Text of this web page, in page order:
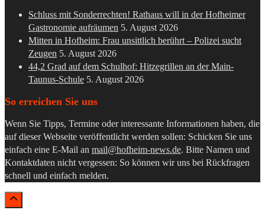
Schluss mit Sonderrechten! Rathaus will in der Hofheimer
Gastronomie aufräumen 5. August 2026
Mitten in Hofheim: Frau unsittlich berührt – Polizei sucht
Zeugen 5. August 2026
44,2 Grad auf dem Schulhof: Hitzegrillen an der Main-
Taunus-Schule 5. August 2026
So erreichen Sie uns
Wenn Sie Tipps, Termine oder interessante Informationen haben, die
auf dieser Webseite veröffentlicht werden sollen: Schicken Sie uns
einfach eine E-Mail an mail@hofheim-news.de. Bitte Namen und
Kontaktdaten nicht vergessen: So können wir uns bei Rückfragen
schnell und einfach melden.